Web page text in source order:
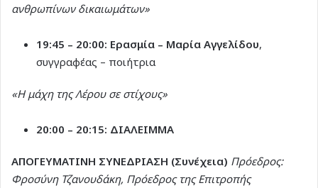
ανθρωπίνων δικαιωμάτων»
19:45 – 20:00: Ερασμία – Μαρία Αγγελίδου,
συγγραφέας – ποιήτρια
«Η μάχη της Λέρου σε στίχους»
20:00 – 20:15: ΔΙΑΛΕΙΜΜΑ
ΑΠΟΓΕΥΜΑΤΙΝΗ ΣΥΝΕΔΡΙΑΣΗ (Συνέχεια) Πρόεδρος:
Φροσύνη Τζανουδάκη, Πρόεδρος της Επιτροπής